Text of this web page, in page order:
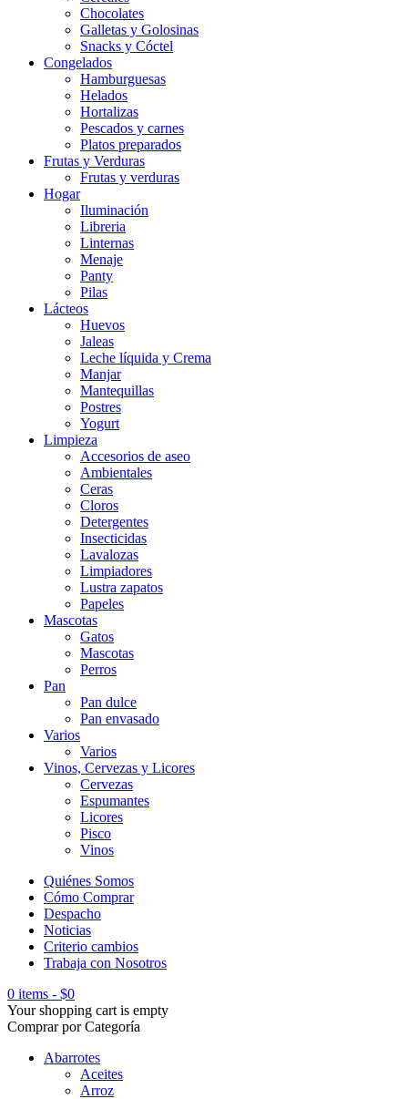
Chocolates
Galletas y Golosinas
Snacks y Cóctel
Congelados
Hamburguesas
Helados
Hortalizas
Pescados y carnes
Platos preparados
Frutas y Verduras
Frutas y verduras
Hogar
Iluminación
Libreria
Linternas
Menaje
Panty
Pilas
Lácteos
Huevos
Jaleas
Leche líquida y Crema
Manjar
Mantequillas
Postres
Yogurt
Limpieza
Accesorios de aseo
Ambientales
Ceras
Cloros
Detergentes
Insecticidas
Lavalozas
Limpiadores
Lustra zapatos
Papeles
Mascotas
Gatos
Mascotas
Perros
Pan
Pan dulce
Pan envasado
Varios
Varios
Vinos, Cervezas y Licores
Cervezas
Espumantes
Licores
Pisco
Vinos
Quiénes Somos
Cómo Comprar
Despacho
Noticias
Criterio cambios
Trabaja con Nosotros
0 items - $0
Your shopping cart is empty
Comprar por Categoría
Abarrotes
Aceites
Arroz